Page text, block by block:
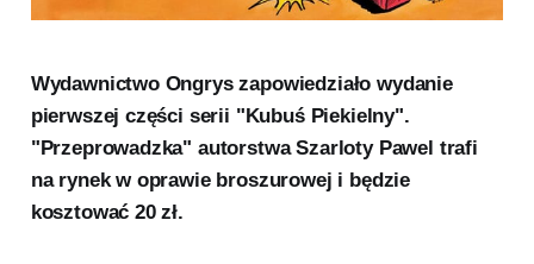
Wydawnictwo Ongrys zapowiedziało wydanie
pierwszej części serii "Kubuś Piekielny".
"Przeprowadzka" autorstwa Szarloty Pawel trafi
na rynek w oprawie broszurowej i będzie
kosztować 20 zł.